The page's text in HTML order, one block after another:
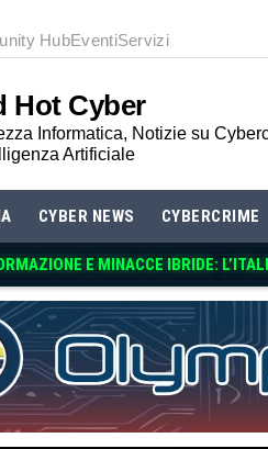
HubEventiServizi
Hot Cyber
Informatica, Notizie su
Artificiale
CYBER NEWS CYBERCRIME
E MINACCE IBRIDE: